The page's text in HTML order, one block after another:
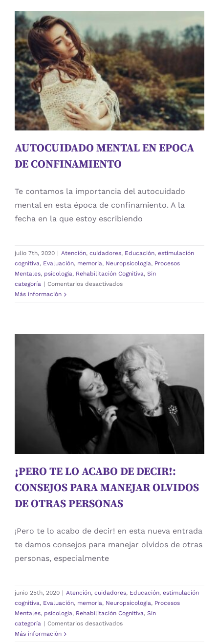
AUTOCUIDADO MENTAL EN EPOCA
DE CONFINAMIENTO
Atención cuidadores Educación estimulación
cognitiva Evaluación memoria
Neuropsicologia
Procesos Mentales psicologia Rehabilitación Cognitiva
Sin categoría
AUTOCUIDADO MENTAL EN EPOCA
DE CONFINAMIENTO
Te contamos la importancia del autocuidado
mental en esta época de confinamiento. A la
fecha en la que estoy escribiendo
julio 7th, 2020 | Atención, cuidadores, Educación, estimulación
cognitiva, Evaluación, memoria, Neuropsicologia, Procesos
Mentales, psicologia, Rehabilitación Cognitiva, Sin
categoría | Comentarios desactivadosen
DE
CONFINAMIENTO
Más información
¡PERO TE LO ACABO DE DECIR!:
CONSEJOS PARA MANEJAR
OLVIDOS DE OTRAS PERSONAS
Atención cuidadores Educación
estimulación
cognitiva
memoria
Neuropsicologia
Procesos Mentales
psicologia
Sin categoría
¡PERO TE LO ACABO DE DECIR!:
CONSEJOS PARA MANEJAR OLVIDOS
DE OTRAS PERSONAS
¡Pero te lo acabo de decir! en esta nueva entrada
te damos consejos para manejar olvidos de otras
personas, especialmente
junio 25th, 2020 | Atención, cuidadores, Educación, estimulación
cognitiva, Evaluación, memoria, Neuropsicologia, Procesos
Mentales, psicologia, Rehabilitación Cognitiva, Sin
categoría | Comentarios desactivadosen
Más información